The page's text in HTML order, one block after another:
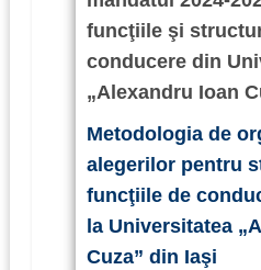
funcţiile şi
conducere din
„Alexandru Ioan
Metodologia de
alegerilor pentru
funcţiile de
la Universitatea
Cuza” din Iaşi